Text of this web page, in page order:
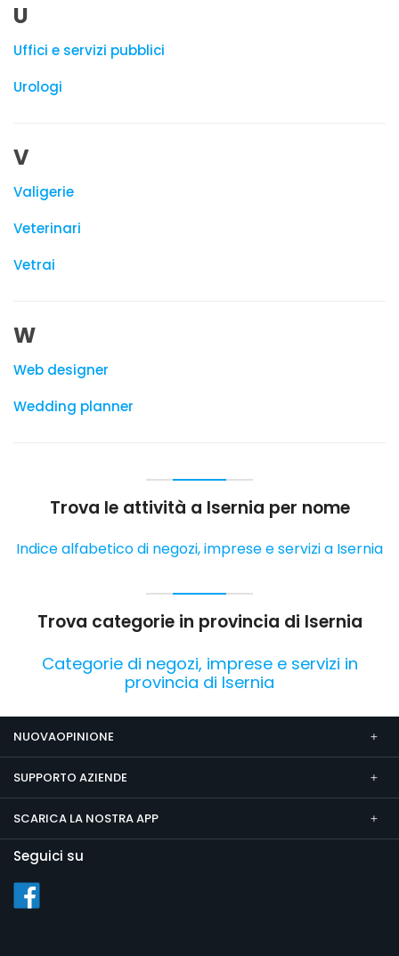
U
Uffici e servizi pubblici
Urologi
V
Valigerie
Veterinari
Vetrai
W
Web designer
Wedding planner
Trova le attività a Isernia per nome
Indice alfabetico di negozi, imprese e servizi a Isernia
Trova categorie in provincia di Isernia
Categorie di negozi, imprese e servizi in
provincia di Isernia
NUOVAOPINIONE
SUPPORTO AZIENDE
SCARICA LA NOSTRA APP
Seguici su